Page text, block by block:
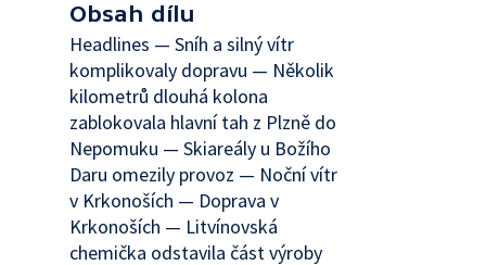
Obsah dílu
Headlines — Sníh a silný vítr
komplikovaly dopravu — Několik
kilometrů dlouhá kolona
zablokovala hlavní tah z Plzně do
Nepomuku — Skiareály u Božího
Daru omezily provoz — Noční vítr
v Krkonoších — Doprava v
Krkonoších — Litvínovská
chemička odstavila část výroby